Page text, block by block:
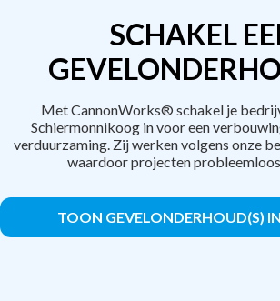
SCHAKEL
Met CannonWorks® schakel je
Schiermonnikoog in voor een
verduurzaming. Zij werken volgens onze
waardoor projecten
TOON GEVELONDERHOUD(S)